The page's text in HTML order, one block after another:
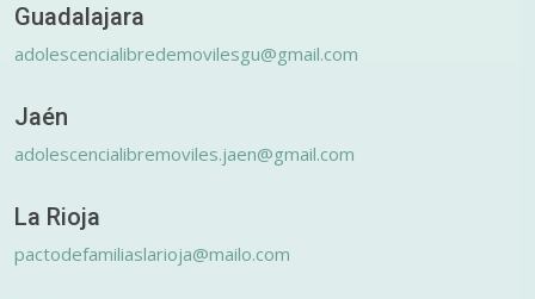
Guadalajara
adolescencialibredemovilesgu@gmail.com
Jaén
adolescencialibremoviles.jaen@gmail.com
La Rioja
pactodefamiliaslarioja@mailo.com